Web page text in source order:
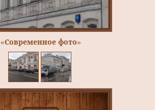
«Современное фото»